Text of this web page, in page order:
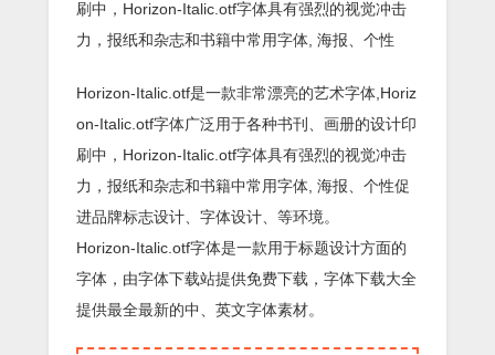
刷中，Horizon-Italic.otf字体具有强烈的视觉冲击
力，报纸和杂志和书籍中常用字体, 海报、个性
Horizon-Italic.otf是一款非常漂亮的艺术字体,Horiz
on-Italic.otf字体广泛用于各种书刊、画册的设计印
刷中，Horizon-Italic.otf字体具有强烈的视觉冲击
力，报纸和杂志和书籍中常用字体, 海报、个性促
进品牌标志设计、字体设计、等环境。
Horizon-Italic.otf字体是一款用于标题设计方面的
字体，由字体下载站提供免费下载，字体下载大全
提供最全最新的中、英文字体素材。